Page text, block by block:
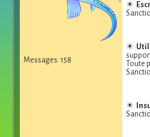
Messages: 158
☀
☀
☀